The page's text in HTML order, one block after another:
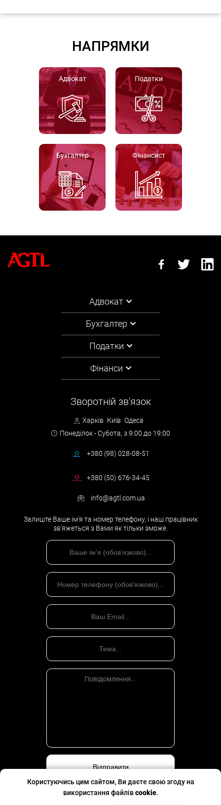
НАПРЯМКИ
Адвокат Податки
Бухгалтер Фінансист
Адвокат
Бухгалтер
Податки
Фінанси
Зворотній зв'язок
Харків Київ Одеса
Понеділок - Субота, з 9:00 до 19:00
+380 (98) 028-08-51
+380 (50) 676-34-45
info@agtl.com.ua
Залиште Ваше ім'я та номер телефону, і наш працівник
зв'яжеться з Вами як тільки зможе.
Політика конфіденційності
Користуючись цим сайтом, Ви даєте свою згоду на
використання файлівcookie.